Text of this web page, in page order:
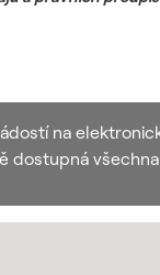
na
dostupná